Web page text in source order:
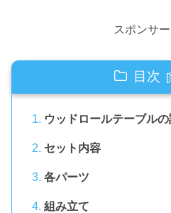
スポンサ
目次
ウッドロールテーブルの
セット内容
各パーツ
組み立て